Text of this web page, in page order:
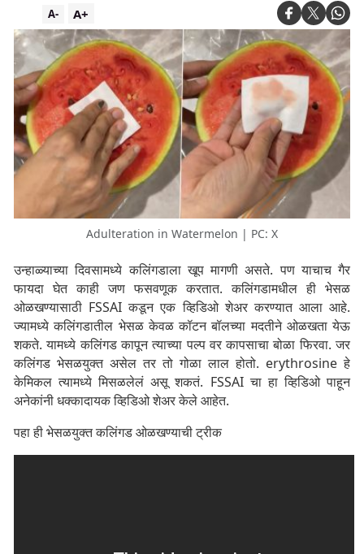
A+
A-
Adulteration in Watermelon | PC: X
उन्हाळ्याच्या दिवसामध्ये कलिंगडाला खूप मागणी असते. पण याचाच गैर
फायदा घेत काही जण फसवणूक करतात. कलिंगडामधील ही भेसळ
ओळखण्यासाठी FSSAI कडून एक व्हिडिओ शेअर करण्यात आला आहे.
ज्यामध्ये कलिंगडातील भेसळ केवळ कॉटन बॉलच्या मदतीने ओळखता येऊ
शकते. यामध्ये कलिंगड कापून त्याच्या पल्प वर कापसाचा बोळा फिरवा. जर
कलिंगड भेसळयुक्त असेल तर तो गोळा लाल होतो. erythrosine हे
केमिकल त्यामध्ये मिसळलेलं असू शकतं. FSSAI चा हा व्हिडिओ पाहून
अनेकांनी धक्कादायक व्हिडिओ शेअर केले आहेत.
पहा ही भेसळयुक्त कलिंगड ओळखण्याची ट्रीक